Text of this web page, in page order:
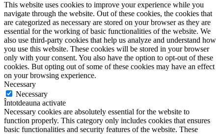
This website uses cookies to improve your experience while you
navigate through the website. Out of these cookies, the cookies that
are categorized as necessary are stored on your browser as they are
essential for the working of basic functionalities of the website. We
also use third-party cookies that help us analyze and understand how
you use this website. These cookies will be stored in your browser
only with your consent. You also have the option to opt-out of these
cookies. But opting out of some of these cookies may have an effect
on your browsing experience.
Necessary
Necessary
Întotdeauna activate
Necessary cookies are absolutely essential for the website to
function properly. This category only includes cookies that ensures
basic functionalities and security features of the website. These